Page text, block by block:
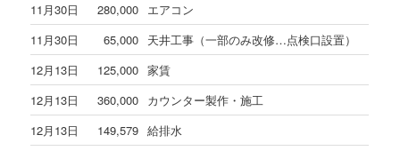
11月30日
280,000 エアコン
11月30日
65,000 天井工事（一部のみ改修…点検口設置）
12月13日
125,000 家賃
12月13日
360,000 カウンター製作・施工
12月13日
149,579 給排水